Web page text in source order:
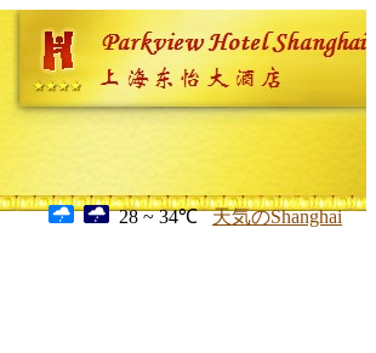
28 ~ 34℃ 天気のShanghai